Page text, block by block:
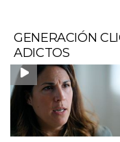
GENERACIÓN
ADICTOS